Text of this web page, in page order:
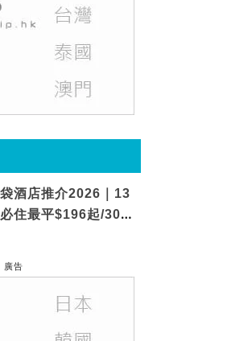
酒店推介2026｜13
住最平$196起/30秒
廣告